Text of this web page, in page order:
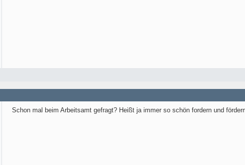
Schon mal beim Arbeitsamt gefragt? Heißt ja immer so schön fordern und